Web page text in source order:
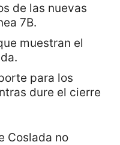
de las nuevas
7B.
muestran el
para los
dure el cierre
Coslada no